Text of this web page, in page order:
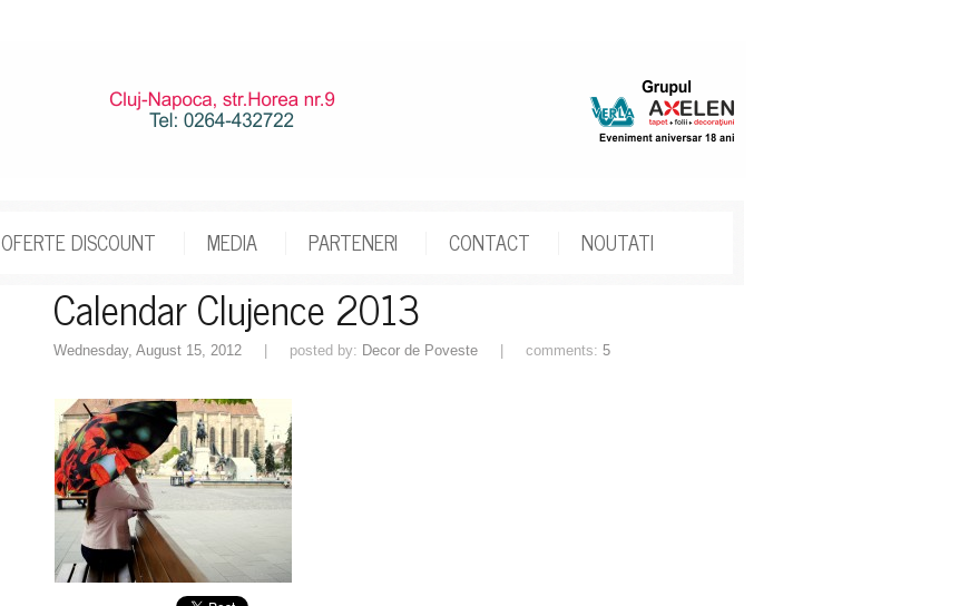
OFERTE DISCOUNT MEDIA PARTENERI CONTACT NOUTATI
Calendar Clujence 2013
Wednesday, August 15, 2012 | posted by: Decor de Poveste | comments: 5